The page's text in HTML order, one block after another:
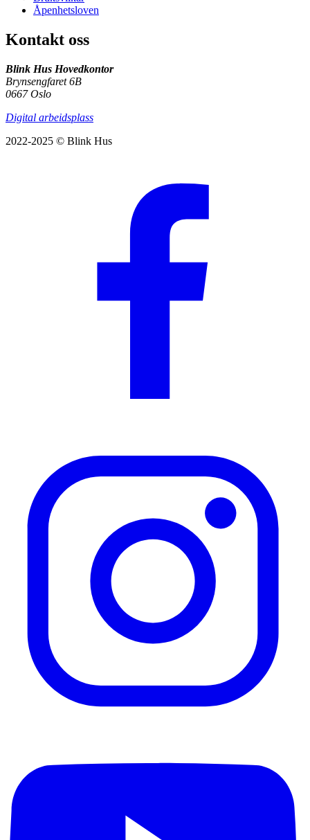
Åpenhetsloven
Kontakt oss
Blink Hus Hovedkontor
Brynsengfaret 6B
0667 Oslo
Digital arbeidsplass
2022-2025 © Blink Hus